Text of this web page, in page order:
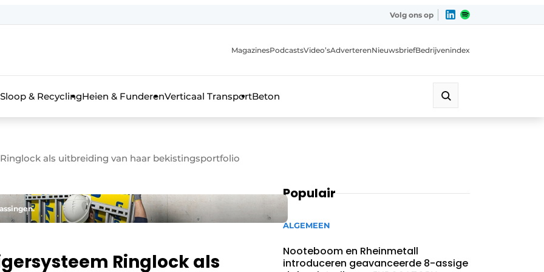
de aanmelding
voor de aanmelding FR
& bouwmachines
Volg ons op
MagazinesPodcastsVideo’sAdverterenNieuwsbriefBedrijvenindex
Sloop & RecyclingHeien & FunderenVerticaal TransportBeton
als uitbreiding van haar bekistingsportfolio
Ringlock als
Populair
ALGEMEEN
Nooteboom en Rheinmetall
introduceren geavanceerde 8-assige